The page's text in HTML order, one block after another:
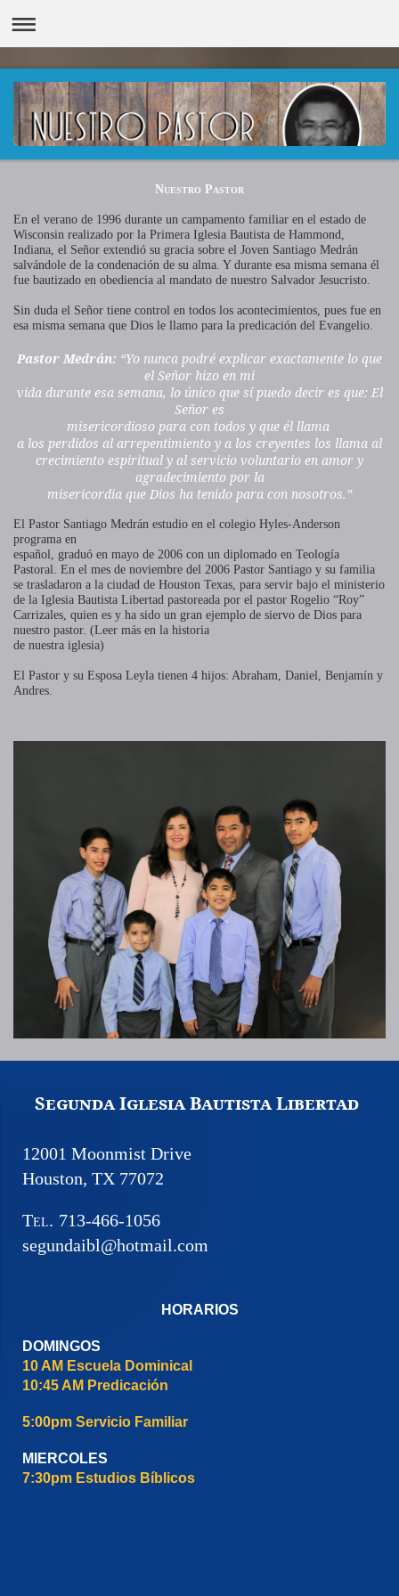
Nuestro Pastor
En el verano de 1996 durante un campamento familiar en el estado de
Wisconsin realizado por la Primera Iglesia Bautista de Hammond,
Indiana, el Señor extendió su gracia sobre el Joven Santiago Medrán
salvándole de la condenación de su alma. Y durante esa misma semana él
fue bautizado en obediencia al mandato de nuestro Salvador Jesucristo.
Sin duda el Señor tiene control en todos los acontecimientos, pues fue en
esa misma semana que Dios le llamo para la predicación del Evangelio
Pastor Medrán: “Yo nunca podré explicar exactamente lo que
el Señor hizo en mi
vida durante esa semana, lo único que sí puedo decir es que: El
Señor es
misericordioso para con todos y que él llama
a los perdidos al arrepentimiento y a los creyentes los llama al
crecimiento espiritual y al servicio voluntario en amor y
agradecimiento por la
misericordia que Dios ha tenido para con nosotros.”
El Pastor Santiago Medrán estudio en el colegio Hyles-Anderson
programa en
español, graduó en mayo de 2006 con un diplomado en Teología
Pastoral. En el mes de noviembre del 2006 Pastor Santiago y su familia
se trasladaron a la ciudad de Houston Texas, para servir bajo el ministerio
de la Iglesia Bautista Libertad pastoreada por el pastor Rogelio “Roy”
Carrizales, quien es y ha sido un gran ejemplo de siervo de Dios para
nuestro pastor. (Leer más en la historia
de nuestra iglesia)
El Pastor y su Esposa Leyla tienen 4 hijos: Abraham, Daniel, Benjamín y
Andres.
Segunda Iglesia Bautista Libertad
12001 Moonmist Drive
Houston, TX 77072
Tel. 713-466-1056
segundaibl@hotmail.com
HORARIOS
DOMINGOS
10 AM Escuela Dominical
10:45 AM Predicación
5:00pm Servicio Familiar
MIERCOLES
7:30pm Estudios Bíblicos